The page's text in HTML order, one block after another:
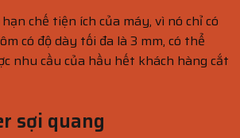
chế tiện ích của máy, vì nó chỉ có
có độ dày tối đa là 3 mm, có thể
nhu cầu của hầu hết khách hàng cắt
sợi quang